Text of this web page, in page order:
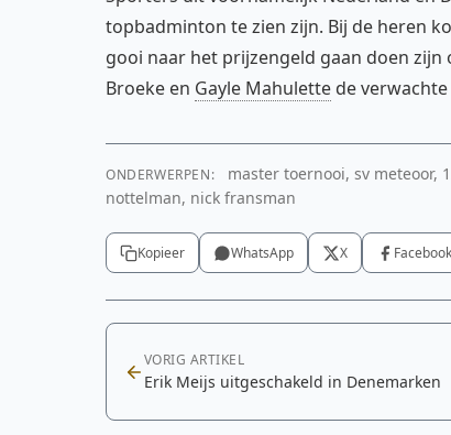
topbadminton te zien zijn. Bij de heren
gooi naar het prijzengeld gaan doen zijn
Broeke en Gayle Mahulette de
ONDERWERPEN:
master toernooi, sv meteoor,
nottelman, nick fransman
Kopieer WhatsApp X Facebook
VORIG ARTIKEL
Erik Meijs uitgeschakeld in Denemarken